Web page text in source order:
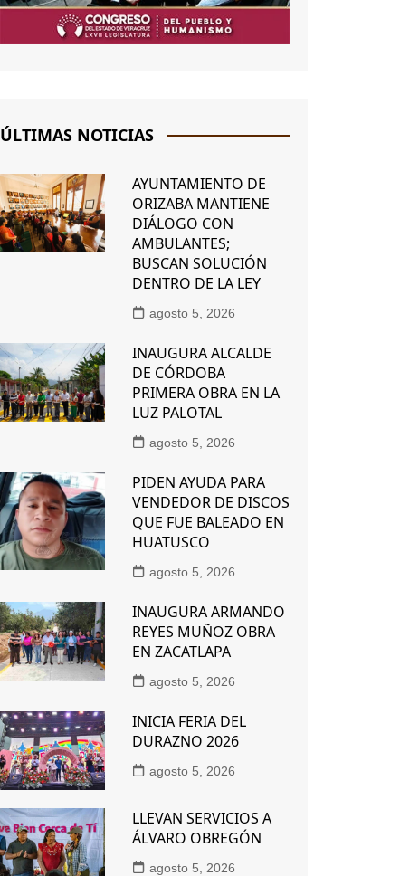
ÚLTIMAS NOTICIAS
AYUNTAMIENTO DE
ORIZABA MANTIENE
DIÁLOGO CON
AMBULANTES;
BUSCAN SOLUCIÓN
DENTRO DE LA LEY
agosto 5, 2026
INAUGURA ALCALDE
DE CÓRDOBA
PRIMERA OBRA EN LA
LUZ PALOTAL
agosto 5, 2026
PIDEN AYUDA PARA
VENDEDOR DE DISCOS
QUE FUE BALEADO EN
HUATUSCO
agosto 5, 2026
INAUGURA ARMANDO
REYES MUÑOZ OBRA
EN ZACATLAPA
agosto 5, 2026
INICIA FERIA DEL
DURAZNO 2026
agosto 5, 2026
LLEVAN SERVICIOS A
ÁLVARO OBREGÓN
agosto 5, 2026